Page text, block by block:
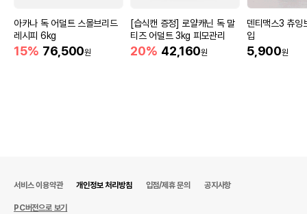
아카나 독 어덜트 스몰브리드
레시피 6kg
15% 76,500원
[습식캔 증정] 로얄캐닌 독 말
티즈 어덜트 3kg 피모관리
20% 42,160원
덴티맥스3 츄잉
입
5,900원
서비스 이용약관 개인정보 처리방침 입점/제휴 문의 공지사항
PC버전으로 보기